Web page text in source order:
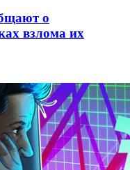
о
взлома их